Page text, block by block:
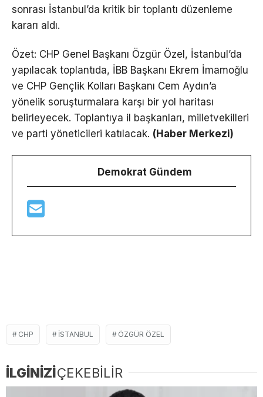
sonrası İstanbul’da kritik bir toplantı düzenleme
kararı aldı.
Özet: CHP Genel Başkanı Özgür Özel, İstanbul’da
yapılacak toplantıda, İBB Başkanı Ekrem İmamoğlu
ve CHP Gençlik Kolları Başkanı Cem Aydın’a
yönelik soruşturmalara karşı bir yol haritası
belirleyecek. Toplantıya il başkanları, milletvekilleri
ve parti yöneticileri katılacak. (Haber Merkezi)
Demokrat Gündem
CHP ISTANBUL ÖZGÜR ÖZEL
İLGİNİZİÇEKEBİLİR